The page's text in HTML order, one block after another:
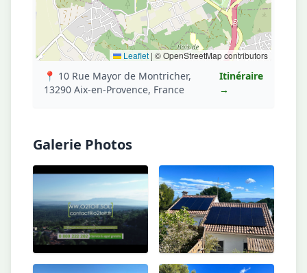
Leaflet | © OpenStreetMap contributors
📍 10 Rue Mayor de Montricher,
13290 Aix-en-Provence, France
Itinéraire
→
Galerie Photos